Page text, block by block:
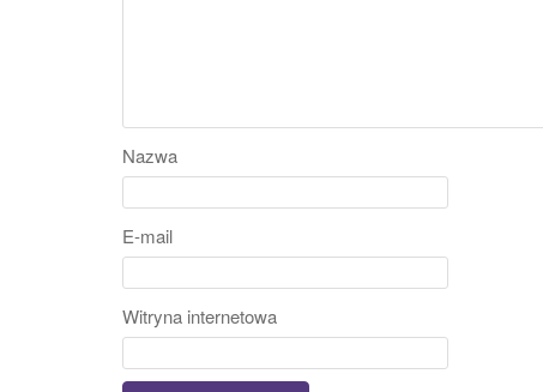
Nazwa
E-mail
Witryna internetowa